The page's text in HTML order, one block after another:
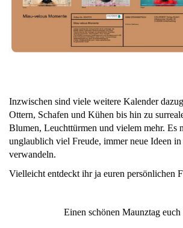
Inzwischen sind viele weitere Kalender
Ottern, Schafen und Kühen bis hin zu
Blumen, Leuchttürmen und vielem mehr. Es
unglaublich viel Freude, immer neue Ideen
verwandeln.
Vielleicht entdeckt ihr ja euren persönlichen
Einen schönen Maunztag euch